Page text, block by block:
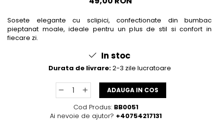
Sosete elegante cu sclipici, confectionate din bumbac
pieptanat moale, ideale pentru un plus de stil si confort in
fiecare zi.
In stoc
Durata de livrare:2-3 zile lucratoare
ADAUGA IN COS
Cod Produs: BB0051
Ai nevoie de ajutor? +40754217131